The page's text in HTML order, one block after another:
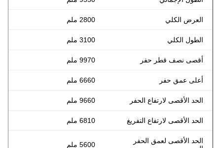
العرض الكلي 2800 ملم
الطول الكلي 3100 ملم
أقصى نصف قطر حفر 9970 ملم
أعلى عمق حفر 6660 ملم
الحد الأقصى لارتفاع الحفر 9660 ملم
الحد الأقصى لارتفاع التفريغ 6810 ملم
الحد الأقصى لعمق الحفر
5600 ملم